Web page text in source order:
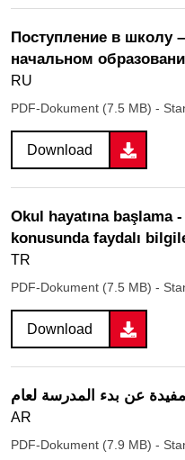
Поступление в школу
начальном
RU
PDF-Dokument (7.5 MB) -
Download
Okul hayatına başlama -
konusunda faydalı
TR
PDF-Dokument (7.5 MB) -
Download
عن بدء المدرسة لعام
AR
PDF-Dokument (7.9 MB) -